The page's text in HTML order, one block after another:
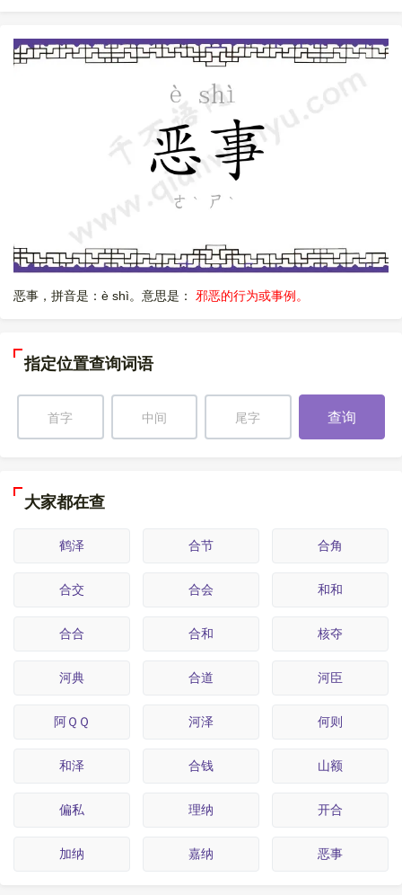
恶事，拼音是：è shì。意思是： 邪恶的行为或事例。
指定位置查询词语
查询
大家都在查
鹤泽 合节 合角
合交 合会 和和
合合 合和 核夺
河典 合道 河臣
阿ＱＱ 河泽 何则
和泽 合钱 山额
偏私 理纳 开合
加纳 嘉纳 恶事